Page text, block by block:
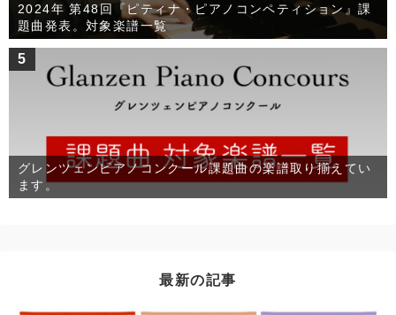
2024年 第48回『ピティナ・ピアノコンペティション』課
題曲発表。対象楽譜一覧
5
グレンツェンピアノコンクール課題曲の楽譜取り揃えてい
ます。
最新の記事